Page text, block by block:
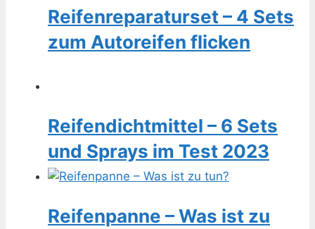
Reifenreparaturset – 4 Sets
zum Autoreifen flicken
Reifendichtmittel – 6 Sets
und Sprays im Test 2023
Reifenpanne – Was ist zu